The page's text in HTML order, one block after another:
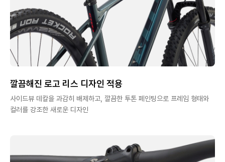
깔끔해진 로고 리스 디자인 적용
사이드뷰 데칼을 과감히 배제하고, 깔끔한 투톤 페인팅으로 프레임 형태와
컬러를 강조한 새로운 디자인